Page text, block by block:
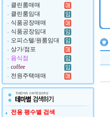
클린룸매매
클린룸임대
식품공장매매
식품공장임대
오피스텔/원룸임대
상가/점포
음식점
coffee
전원주택매매
전용 평수별 검색